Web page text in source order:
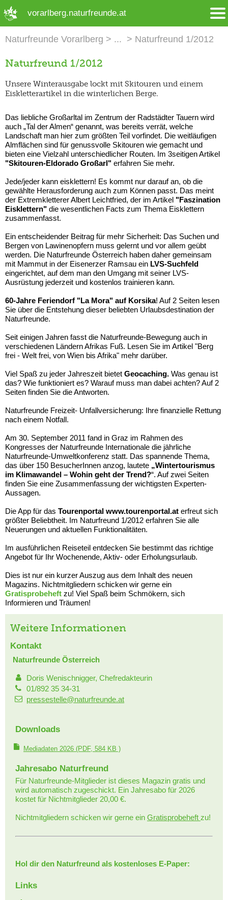
vorarlberg.naturfreunde.at
Naturfreunde Vorarlberg Naturfreund 1/2012
Naturfreund 1/2012
Unsere Winterausgabe lockt mit Skitouren und einem
Eiskletterartikel in die winterlichen Berge.
Das liebliche Großarltal im Zentrum der Radstädter Tauern wird
auch „Tal der Almen“ genannt, was bereits verrät, welche
Landschaft man hier zum größten Teil vorfindet. Die weitläufigen
Almflächen sind für genussvolle Skitouren wie gemacht und
bieten eine Vielzahl unterschiedlicher Routen. Im 3seitigen Artikel
"Skitouren-Eldorado Großarl" erfahren Sie mehr.
Jede/jeder kann eisklettern! Es kommt nur darauf an, ob die
gewählte Herausforderung auch zum Können passt. Das meint
der Extremkletterer Albert Leichtfried, der im Artikel "Faszination
Eisklettern" die wesentlichen Facts zum Thema Eisklettern
zusammenfasst.
Ein entscheidender Beitrag für mehr Sicherheit: Das Suchen und
Bergen von Lawinenopfern muss gelernt und vor allem geübt
werden. Die Naturfreunde Österreich haben daher gemeinsam
mit Mammut in der Eisenerzer Ramsau ein LVS-Suchfeld
eingerichtet, auf dem man den Umgang mit seiner LVS-
Ausrüstung jederzeit und kostenlos trainieren kann.
60-Jahre Feriendorf "La Mora" auf Korsika! Auf 2 Seiten lesen
Sie über die Entstehung dieser beliebten Urlaubsdestination der
Naturfreunde.
Seit einigen Jahren fasst die Naturfreunde-Bewegung auch in
verschiedenen Ländern Afrikas Fuß. Lesen Sie im Artikel "Berg
frei - Welt frei, von Wien bis Afrika" mehr darüber.
Viel Spaß zu jeder Jahreszeit bietet Geocaching. Was genau ist
das? Wie funktioniert es? Warauf muss man dabei achten? Auf 2
Seiten finden Sie die Antworten.
Naturfreunde Freizeit- Unfallversicherung: Ihre finanzielle Rettung
nach einem Notfall.
Am 30. September 2011 fand in Graz im Rahmen des
Kongresses der Naturfreunde Internationale die jährliche
Naturfreunde-Umweltkonferenz statt. Das spannende Thema,
das über 150 BesucherInnen anzog, lautete „Wintertourismus
im Klimawandel – Wohin geht der Trend?“. Auf zwei Seiten
finden Sie eine Zusammenfassung der wichtigsten Experten-
Aussagen.
Die App für das Tourenportal www.tourenportal.at erfreut sich
größter Beliebtheit. Im Naturfreund 1/2012 erfahren Sie alle
Neuerungen und aktuellen Funktionalitäten.
Im ausführlichen Reiseteil entdecken Sie bestimmt das richtige
Angebot für Ihr Wochenende, Aktiv- oder Erholungsurlaub.
Dies ist nur ein kurzer Auszug aus dem Inhalt des neuen
Magazins. Nichtmitgliedern schicken wir gerne ein
Gratisprobeheft zu! Viel Spaß beim Schmökern, sich
Informieren und Träumen!
Weitere Informationen
Kontakt
Naturfreunde Österreich
Doris Wenischnigger, Chefredakteurin
01/892 35 34-31
pressestelle@naturfreunde.at
Downloads
Mediadaten 2026 (PDF, 584 KB )
Jahresabo Naturfreund
Für Naturfreunde-Mitglieder ist dieses Magazin gratis und
wird automatisch zugeschickt. Ein Jahresabo für 2026
kostet für Nichtmitglieder 20,00 €.
Nichtmitgliedern schicken wir gerne ein Gratisprobeheft zu!
Hol dir den Naturfreund als kostenloses E-Paper:
Links